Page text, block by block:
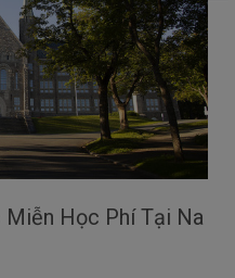
Học Phí Tại Na